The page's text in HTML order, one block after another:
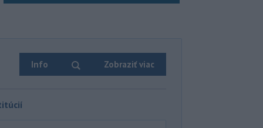
Info Zobraziť viac